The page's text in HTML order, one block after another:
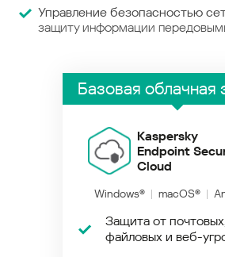
Управление безопасностью
защиту информации
Базовая облачная
Kaspersky
Endpoint
Cloud
Windows® macOS®
Защита от
файловых и веб-